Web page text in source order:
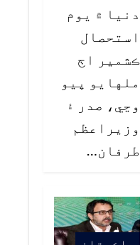
دنيا ۾ يوم
استحصال
ڪشمير اڄ
ملهايو پيو
وڃي، صدر ۽
وزيراعظم
طرفان…